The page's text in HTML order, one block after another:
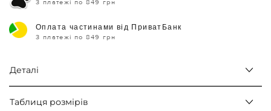
3 платежі по 849 грн
Оплата частинами від ПриватБанк
3 платежі по 849 грн
Деталі
Таблиця розмірів